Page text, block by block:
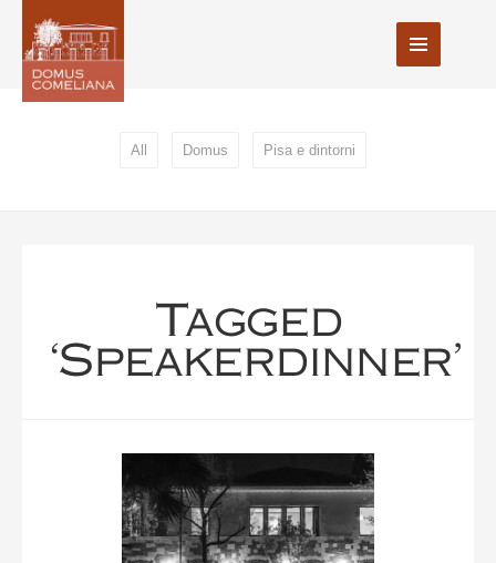
All Domus Pisa e dintorni
Tagged
‘speakerdinner’